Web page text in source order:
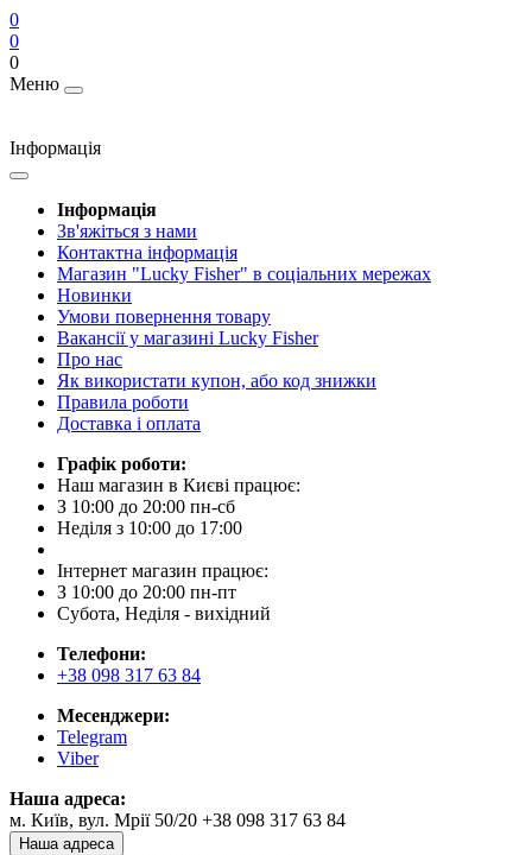
0
0
0
Меню
Інформація
Інформація
Зв'яжіться з нами
Контактна інформація
Магазин "Lucky Fisher" в соціальних мережах
Новинки
Умови повернення товару
Вакансії у магазині Lucky Fisher
Про нас
Як використати купон, або код знижки
Правила роботи
Доставка і оплата
Графік роботи:
Наш магазин в Києві працює:
З 10:00 до 20:00 пн-сб
Неділя з 10:00 до 17:00
Інтернет магазин працює:
З 10:00 до 20:00 пн-пт
Субота, Неділя - вихідний
Телефони:
+38 098 317 63 84
Месенджери:
Telegram
Viber
Наша адреса:
м. Київ, вул. Мрії 50/20 +38 098 317 63 84
Наша адреса